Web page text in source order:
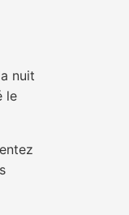
nuit
le